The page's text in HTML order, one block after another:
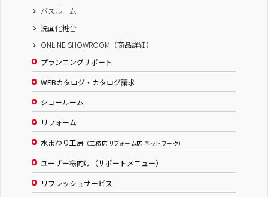
バスルーム
洗面化粧台
ONLINE SHOWROOM（商品詳細）
プランニングサポート
WEBカタログ・カタログ請求
ショールーム
リフォーム
水まわり工房 （工務店 リフォーム店 ネットワーク）
ユーザー様向け（サポートメニュー）
リフレッシュサービス